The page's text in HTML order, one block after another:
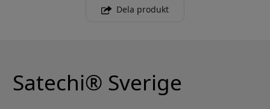
Dela produkt
Satechi® Sverige